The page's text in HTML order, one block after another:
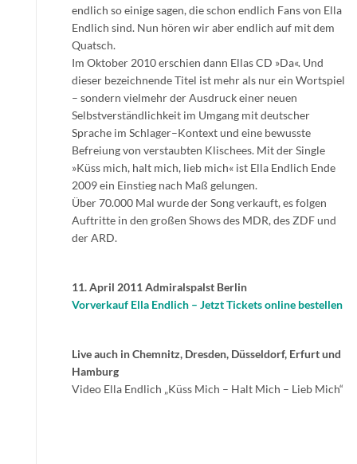
endlich so einige sagen, die schon endlich Fans von Ella
Endlich sind. Nun hören wir aber endlich auf mit dem
Quatsch.
Im Oktober 2010 erschien dann Ellas CD »Da«. Und
dieser bezeichnende Titel ist mehr als nur ein Wortspiel
– sondern vielmehr der Ausdruck einer neuen
Selbstverständlichkeit im Umgang mit deutscher
Sprache im Schlager–Kontext und eine bewusste
Befreiung von verstaubten Klischees. Mit der Single
»Küss mich, halt mich, lieb mich« ist Ella Endlich Ende
2009 ein Einstieg nach Maß gelungen.
Über 70.000 Mal wurde der Song verkauft, es folgen
Auftritte in den großen Shows des MDR, des ZDF und
der ARD.
11. April 2011 Admiralspalst Berlin
Vorverkauf Ella Endlich – Jetzt Tickets online bestellen
Live auch in Chemnitz, Dresden, Düsseldorf, Erfurt und
Hamburg
Video Ella Endlich „Küss Mich – Halt Mich – Lieb Mich“